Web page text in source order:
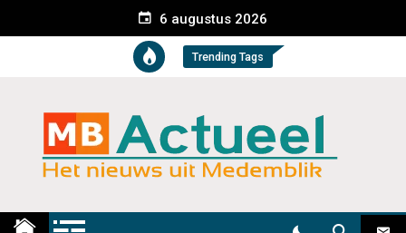
e
6 augustus 2026
Trending Tags
Medemblik Actueel